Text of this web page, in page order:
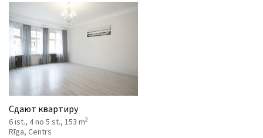
Сдают квартиру
6 ist., 4 no 5 st., 153 m2
Rīga, Centrs